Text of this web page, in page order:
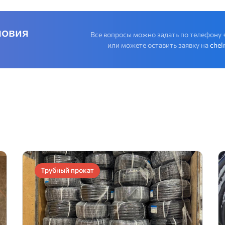
Все вопросы можно задать по телефону
или можете оставить заявку на
Трубный прокат